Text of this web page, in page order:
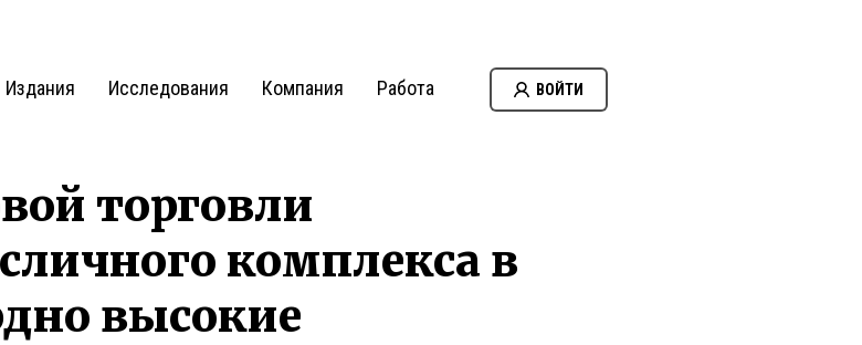
Издания Исследования Компания Работа ВОЙТИ
торговли
комплекса в
высокие